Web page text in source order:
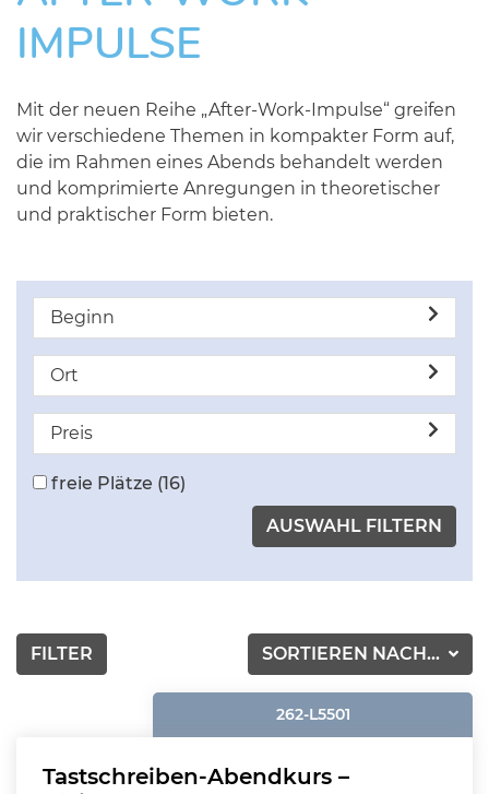
IMPULSE
Mit der neuen Reihe „After-Work-Impulse“ greifen
wir verschiedene Themen in kompakter Form auf,
die im Rahmen eines Abends behandelt werden
und komprimierte Anregungen in theoretischer
und praktischer Form bieten.
Beginn
Ort
Preis
freie Plätze (16)
SORTIEREN NACH...
FILTER
262-L5501
Tastschreiben-Abendkurs –